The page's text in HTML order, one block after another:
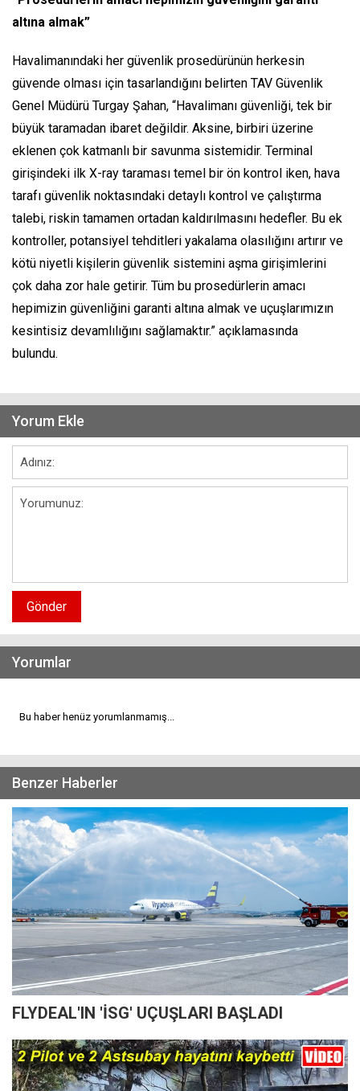
altına almak”
Havalimanındaki her güvenlik prosedürünün herkesin
güvende olması için tasarlandığını belirten TAV Güvenlik
Genel Müdürü Turgay Şahan, “Havalimanı güvenliği, tek bir
büyük taramadan ibaret değildir. Aksine, birbiri üzerine
eklenen çok katmanlı bir savunma sistemidir. Terminal
girişindeki ilk X-ray taraması temel bir ön kontrol iken, hava
tarafı güvenlik noktasındaki detaylı kontrol ve çalıştırma
talebi, riskin tamamen ortadan kaldırılmasını hedefler. Bu ek
kontroller, potansiyel tehditleri yakalama olasılığını artırır ve
kötü niyetli kişilerin güvenlik sistemini aşma girişimlerini
çok daha zor hale getirir. Tüm bu prosedürlerin amacı
hepimizin güvenliğini garanti altına almak ve uçuşlarımızın
kesintisiz devamlılığını sağlamaktır.” açıklamasında
bulundu.
Yorum Ekle
Gönder
Yorumlar
Bu haber henüz yorumlanmamış...
Benzer Haberler
FLYDEAL'IN 'İSG' UÇUŞLARI BAŞLADI